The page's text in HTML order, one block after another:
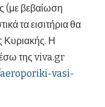
(με βεβαίωση
τα εισιτήρια θα
Κυριακής. Η
της viva.gr
vasi-